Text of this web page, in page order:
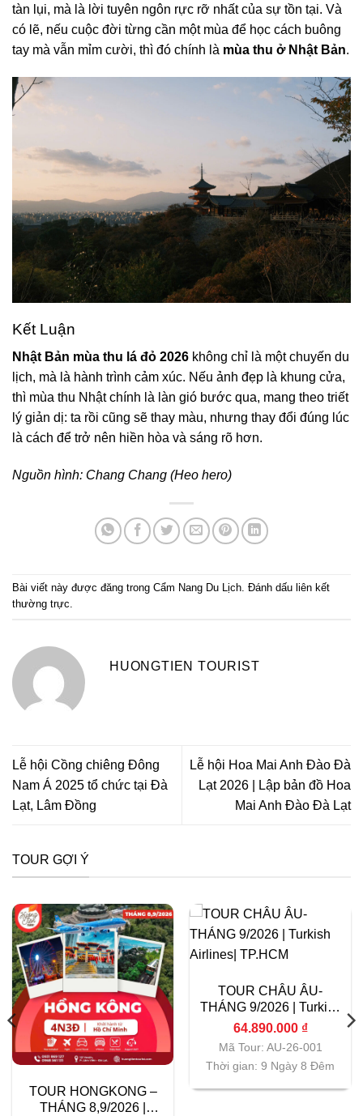
tàn lụi, mà là lời tuyên ngôn rực rỡ nhất của sự tồn tại. Và
có lẽ, nếu cuộc đời từng cần một mùa để học cách buông
tay mà vẫn mỉm cười, thì đó chính là mùa thu ở Nhật Bản.
Kết Luận
Nhật Bản mùa thu lá đỏ 2026 không chỉ là một chuyến du
lịch, mà là hành trình cảm xúc. Nếu ảnh đẹp là khung cửa,
thì mùa thu Nhật chính là làn gió bước qua, mang theo triết
lý giản dị: ta rồi cũng sẽ thay màu, nhưng thay đổi đúng lúc
là cách để trở nên hiền hòa và sáng rõ hơn.
Nguồn hình: Chang Chang (Heo hero)
Bài viết này được đăng trong Cẩm Nang Du Lịch. Đánh dấu liên kết
thường trực.
HUONGTIEN TOURIST
Lễ hội Cồng chiêng Đông
Nam Á 2025 tổ chức tại Đà
Lạt, Lâm Đồng
Lễ hội Hoa Mai Anh Đào Đà
Lạt 2026 | Lập bản đồ Hoa
Mai Anh Đào Đà Lạt
TOUR GỢI Ý
TOUR HONGKONG –
THÁNG 8,9/2026 |
TOUR CHÂU ÂU-
THÁNG 9/2026 | Turkish
Airlines| TP.HCM
64.890.000 ₫
Mã Tour: AU-26-001
Thời gian: 9 Ngày 8 Đêm